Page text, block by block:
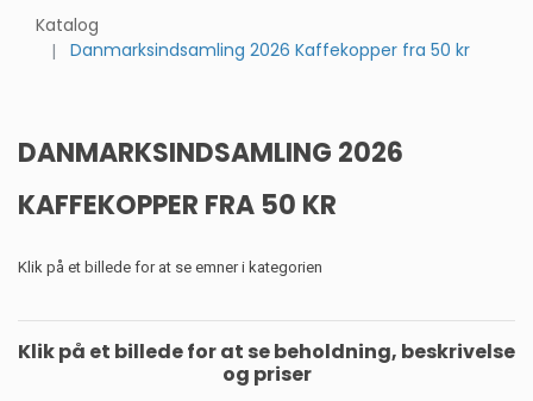
Katalog
Danmarksindsamling 2026 Kaffekopper fra 50 kr
DANMARKSINDSAMLING 2026
KAFFEKOPPER FRA 50 KR
Klik på et billede for at se emner i kategorien
Klik på et billede for at se beholdning, beskrivelse
og priser